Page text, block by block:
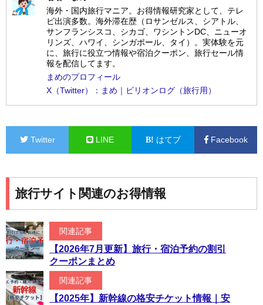
海外・国内旅行マニア。お得情報研究家として、テレ
ビ出演多数。海外滞在歴（ロサンゼルス、シアトル、
サンフランシスコ、シカゴ、ワシントンDC、ニューオ
リンズ、ハワイ、シンガポール、タイ）。実体験を元
に、旅行に役立つ情報や宿泊クーポン、旅行セール情
報を配信してます。
まめのプロフィール
X（Twitter）：まめ｜ビリオンログ（旅行用）
Twitter LINE はてブ Facebook
旅行サイト関連のお得情報
関連記事
【2026年7月更新】旅行・宿泊予約の割引
クーポンまとめ
関連記事
【2025年】新幹線の格安チケット情報｜安